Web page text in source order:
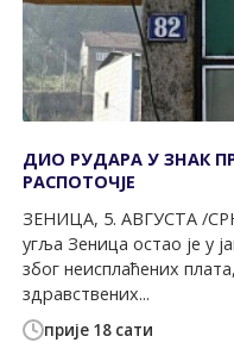
прије 18 сати
ДИО РУДАРА У ЗНАК
РАСПОТОЧЈЕ
ЗЕНИЦА, 5. АВГУСТА /
угља Зеница остао је у
због неисплаћених
здравствених...